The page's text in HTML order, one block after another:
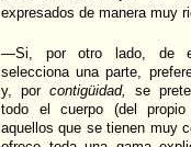
expresados de manera muy
—Si, por otro lado, de
selecciona una parte,
y, por contigüidad,
se
todo el cuerpo (del
aquellos que se tienen muy